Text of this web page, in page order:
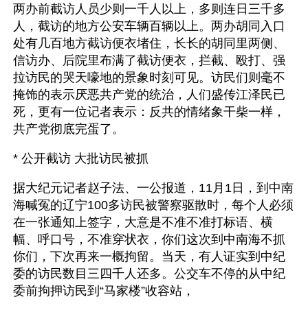
两办前截访人员少则一千人以上，多则连日三千多
人，截访的地方公安车辆百辆以上。两办胡同入口
处有几百地方截访便衣堵住，长长的胡同里两侧、
信访办、后院里布满了截访便衣，拦截、殴打、强
拉访民的哭天嚎地的景象时刻可见。访民们则毫不
掩饰的表示厌恶共产党的统治，人们盛传江泽民已
死，更有一位记者表示：反共的情绪象干柴一样，
共产党彻底完蛋了。
* 公开截访 大批访民被抓
据大纪元记者赵子法、一公报道，11月1日，到中南
海喊冤的辽宁100多访民被警察驱散时，每个人必须
在一张通知上签字，大意是不准不准打标语、横
幅、呼口号，不准穿状衣，你们这次到中南海不抓
你们，下次再来一概拘留。当天，有人证实到中纪
委的访民数目三四千人还多。公交车不停的从中纪
委前拘押访民到“马家楼”收容站，